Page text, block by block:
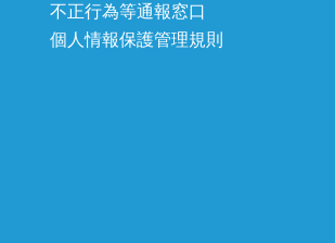
不正行為等通報窓口
個人情報保護管理規則